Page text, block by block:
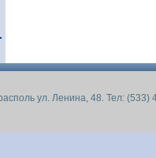
ул. Ленина, 48. Тел: (533)